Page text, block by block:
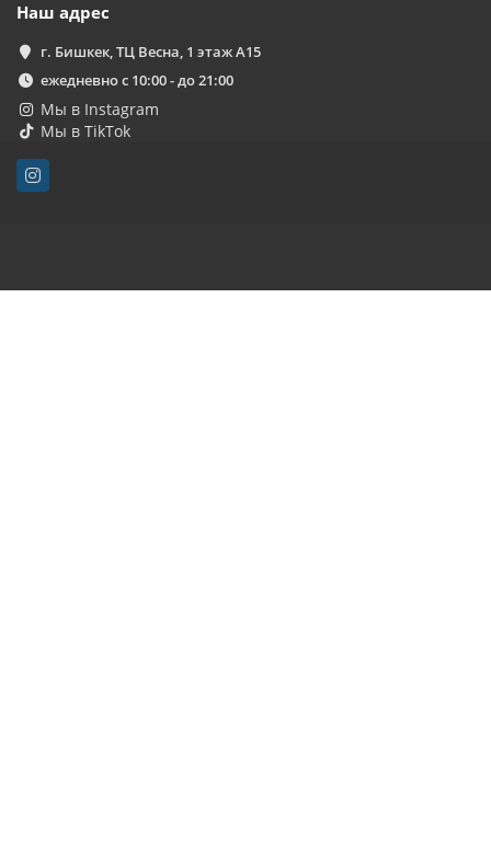
Наш адрес
г. Бишкек, ТЦ Весна, 1 этаж А15
ежедневно с 10:00 - до 21:00
Мы в Instagram
Мы в TikTok